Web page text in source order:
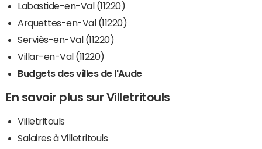
Labastide-en-Val (11220)
Arquettes-en-Val (11220)
Serviès-en-Val (11220)
Villar-en-Val (11220)
Budgets des villes de l'Aude
En savoir plus sur Villetritouls
Villetritouls
Salaires à Villetritouls